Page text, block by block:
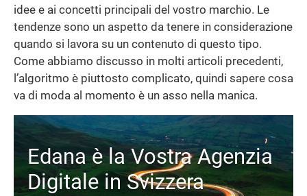
idee e ai concetti principali del vostro marchio. Le
tendenze sono un aspetto da tenere in considerazione
quando si lavora su un contenuto di questo tipo.
Come abbiamo discusso in molti articoli precedenti,
l’algoritmo è piuttosto complicato, quindi sapere cosa
va di moda al momento è un asso nella manica.
Edana è la Vostra Agenzia
Digitale in Svizzera